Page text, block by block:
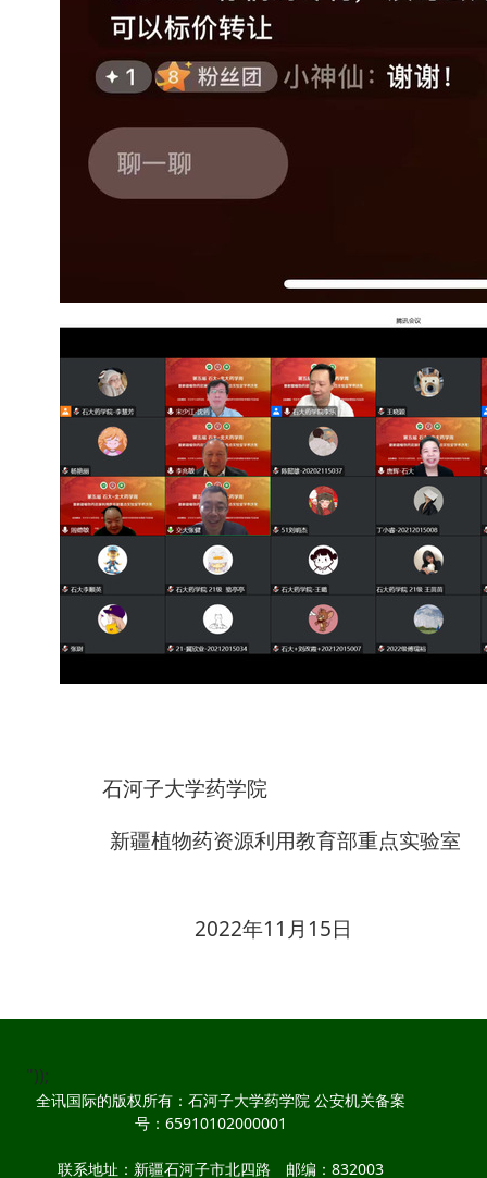
石河子大学药学院
新疆植物药资源利用教育部重点实验室
2022年11 月 15 日
"));
全讯国际的版权所有：石河子大学药学院 公安机关备案
号：65910102000001
联系地址：新疆石河子市北四路 邮编：832003